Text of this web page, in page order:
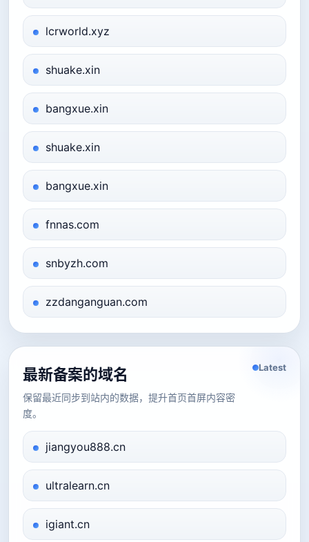
lcrworld.xyz
shuake.xin
bangxue.xin
shuake.xin
bangxue.xin
fnnas.com
snbyzh.com
zzdanganguan.com
最新备案的域名
保留最近同步到站内的数据，提升首页首屏内容密
度。
Latest
jiangyou888.cn
ultralearn.cn
igiant.cn